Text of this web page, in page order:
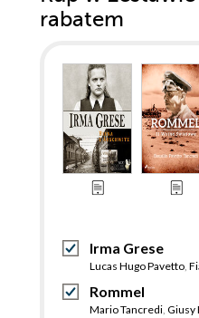
rabatem
Irma Grese
Lucas Hugo Pavetto,
Rommel
Mario Tancredi, Giusy